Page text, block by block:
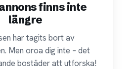
finns inte
längre
har tagits bort av
Men oroa dig inte – det
bostäder att utforska!